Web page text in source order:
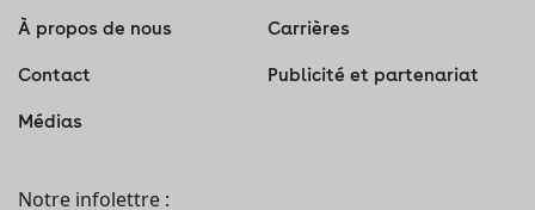
À propos de nous Carrières
Contact Publicité et partenariat
Médias
Notre infolettre :